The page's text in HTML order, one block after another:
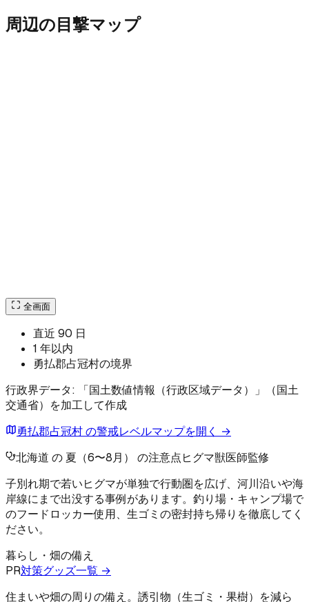
周辺の目撃マップ
全画面
直近 90 日
1 年以内
勇払郡占冠村の境界
行政界データ: 「国土数値情報（行政区域データ）」（国土
交通省）を加工して作成
勇払郡占冠村 の警戒レベルマップを開く →
北海道 の 夏（6〜8月） の注意点ヒグマ獣医師監修
子別れ期で若いヒグマが単独で行動圏を広げ、河川沿いや海
岸線にまで出没する事例があります。釣り場・キャンプ場で
のフードロッカー使用、生ゴミの密封持ち帰りを徹底してく
ださい。
暮らし・畑の備え
PR対策グッズ一覧 →
住まいや畑の周りの備え。誘引物（生ゴミ・果樹）を減ら